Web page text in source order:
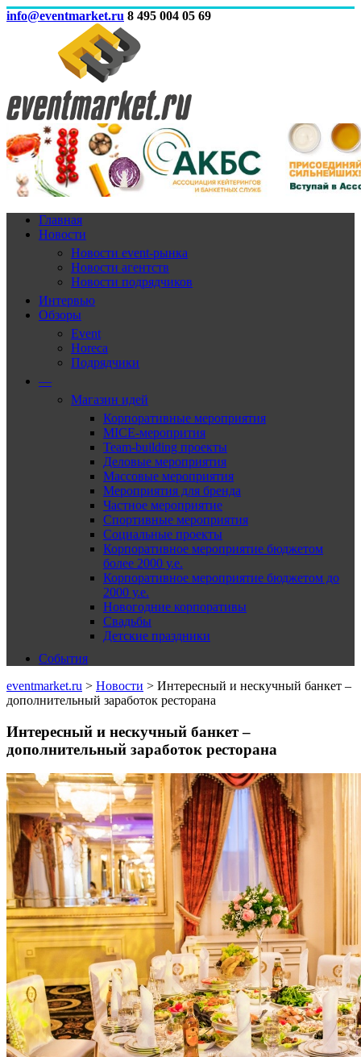
info@eventmarket.ru 8 495 004 05 69
Главная
Новости
Новости event-рынка
Новости агентств
Новости подрядчиков
Интервью
Обзоры
Event
Horeca
Подрядчики
—
Магазин идей
Корпоративные мероприятия
MICE-меропрития
Team-building проекты
Деловые мероприятия
Массовые мероприятия
Мероприятия для бренда
Частное мероприятие
Спортивные мероприятия
Социальные проекты
Корпоративное мероприятие бюджетом
более 2000 у.е.
Корпоративное мероприятие бюджетом до
2000 у.е.
Новогодние корпоративы
Свадьбы
Детские праздники
События
eventmarket.ru > Новости > Интересный и нескучный банкет –
дополнительный заработок ресторана
Интересный и нескучный банкет –
дополнительный заработок ресторана